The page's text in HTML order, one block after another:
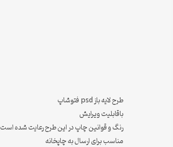
طرح لایه باز psd فتوشاپ
باقابلیت ویرایش
رنگ و قوانین چاپ در این طرح رعایت شده است
مناسب برای ارسال به چاپخانه